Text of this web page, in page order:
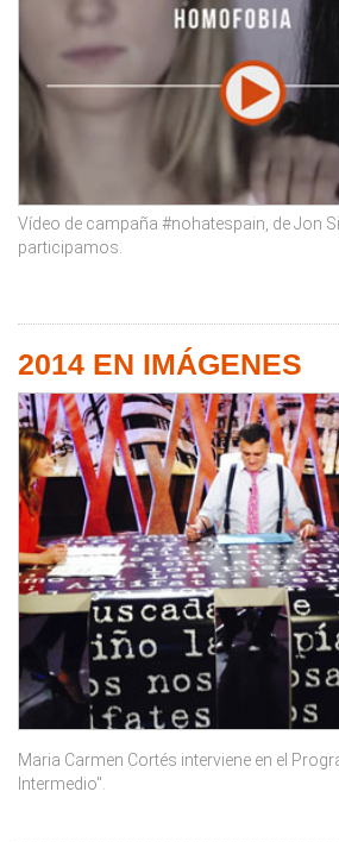
Vídeo de campaña #nohatespain, de Jon
participamos.
2014 EN IMÁGENES
Maria Carmen Cortés interviene en el
Intermedio".